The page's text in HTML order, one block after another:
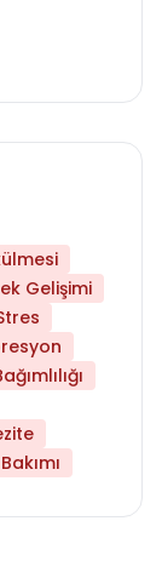
Gelişimi